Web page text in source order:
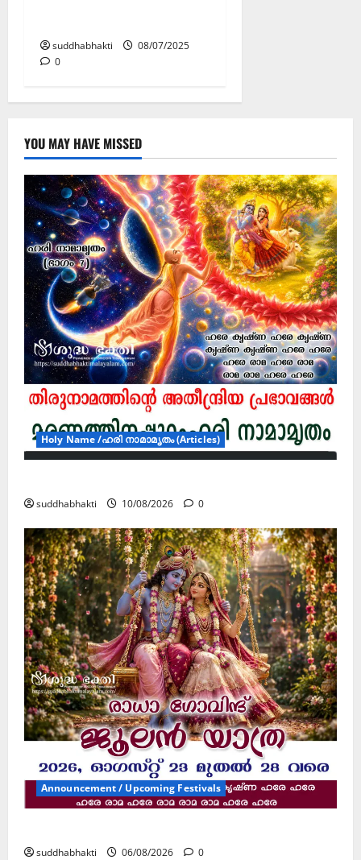
suddhabhakti
08/07/2025
0
YOU MAY HAVE MISSED
Holy Name /ഹരി നാമാമൃതം (Articles)
suddhabhakti 10/08/2026 0
Announcement / Upcoming Festivals
suddhabhakti 06/08/2026 0